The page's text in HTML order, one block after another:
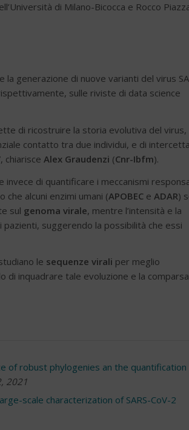
di Milano-Bicocca e Rocco
generazione di nuove varianti del virus
sulle riviste di data science
di ricostruire la storia evolutiva del virus,
contatto tra due individui, e di
chiarisce Alex Graudenzi (Cnr-Ibfm).
di quantificare i meccanismi
alcuni enzimi umani (APOBEC e ADAR)
sul genoma virale, mentre l’intensità e la
suggerendo la possibilità che essi
le sequenze virali per meglio
di inquadrare tale evoluzione e la
of robust phylogenies an the
2021
scale characterization of SARS-CoV-2